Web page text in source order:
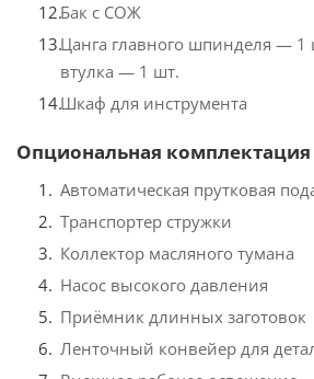
Бак с СОЖ
Цанга главного шпинделя —
втулка — 1 шт.
Шкаф для инструмента
Опциональная комплектация
Автоматическая прутковая
Транспортер стружки
Коллектор масляного тумана
Насос высокого давления
Приёмник длинных заготовок
Ленточный конвейер для